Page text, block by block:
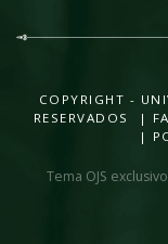
COPYRIGHT -
RESERVADOS |
|
Tema OJS